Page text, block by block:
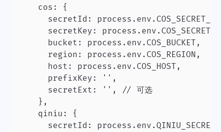
    cos: {
secretId:
secretKey:
      bucket: process.env.COS_BUCKET,
      region: process.env.COS_REGION,
      host: process.env.COS_HOST,
      prefixKey: '',
      secretExt: '', // 可选
    },
    qiniu: {
secretId: